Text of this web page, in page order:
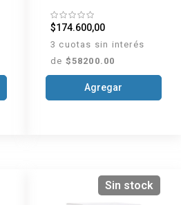
$174.600,00
3 cuotas sin interés
de $58200.00
Agregar
Sin stock